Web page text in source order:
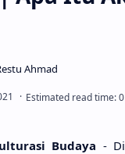
Foto
Massal
Budaya -